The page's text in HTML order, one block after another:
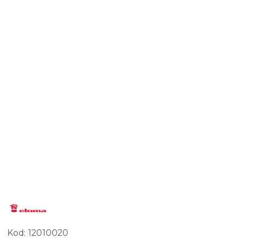
NIEMIECKIEGO
PRODUCENTA
KONWEKCYJNO-
Kod: 12010020